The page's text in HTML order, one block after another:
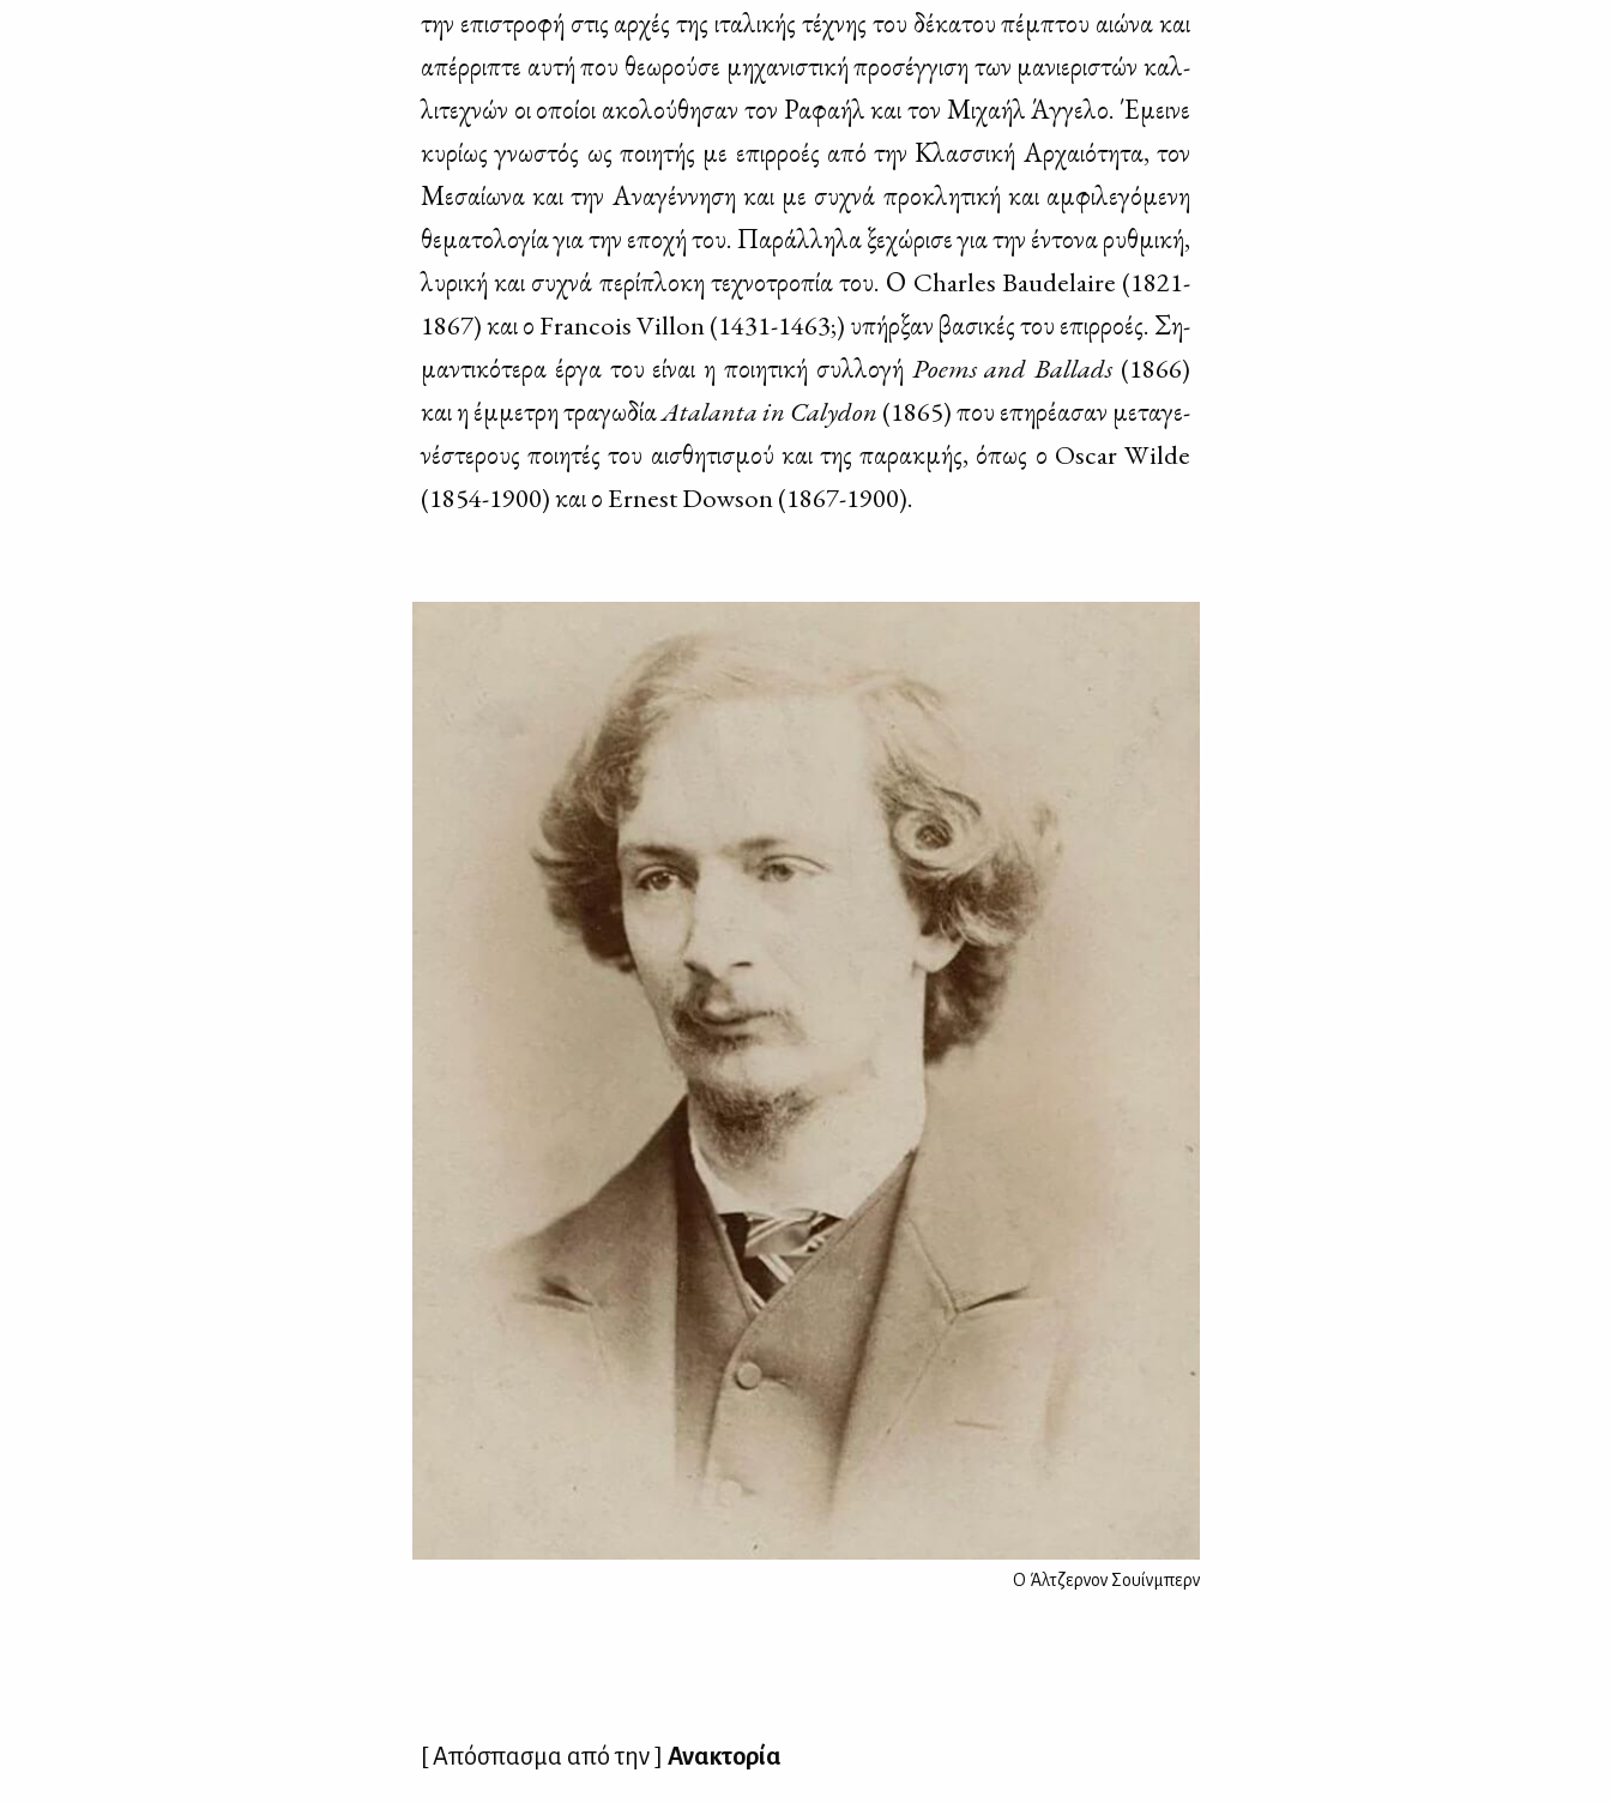
την επι­στρο­φή στις αρ­χές της ιτα­λι­κής τέ­χνης του δέ­κα­του πέμ­πτου αιώ­να και
απέρ­ρι­πτε αυ­τή που θε­ω­ρού­σε μη­χα­νι­στι­κή προ­σέγ­γι­ση των μα­νιε­ρι­στών καλ­
λι­τε­χνών οι οποί­οι ακο­λού­θη­σαν τον Ρα­φα­ήλ και τον Μι­χα­ήλ Άγ­γε­λο. Έμει­νε
κυ­ρί­ως γνω­στός ως ποι­η­τής με επιρ­ρο­ές από την Κλασ­σι­κή Αρ­χαιό­τη­τα, τον
Με­σαί­ω­να και την Ανα­γέν­νη­ση και με συ­χνά προ­κλη­τι­κή και αμ­φι­λε­γό­με­νη
θε­μα­το­λο­γία για την επο­χή του. Πα­ράλ­λη­λα ξε­χώ­ρι­σε για την έντο­να ρυθ­μι­κή,
λυ­ρι­κή και συ­χνά πε­ρί­πλο­κη τε­χνο­τρο­πία του. Ο Charles Baudelaire (1821-
1867) και ο Francois Villon (1431-1463;) υπήρ­ξαν βα­σι­κές του επιρ­ρο­ές. Ση­
μα­ντι­κό­τε­ρα έρ­γα του εί­ναι η ποι­η­τι­κή συλ­λο­γή Poems and Ballads(1866)
και η έμ­με­τρη τρα­γω­δίαAtalanta in Calydon (1865) που επη­ρέ­α­σαν με­τα­γε­
νέ­στε­ρους ποι­η­τές του αι­σθη­τι­σμού και της πα­ρακ­μής, όπως ο Oscar Wilde
(1854-1900) και ο Ernest Dowson (1867-1900).
Ο Άλτζερνον Σουίνμπερν
[ Από­σπα­σμα από την ] Ανα­κτο­ρία